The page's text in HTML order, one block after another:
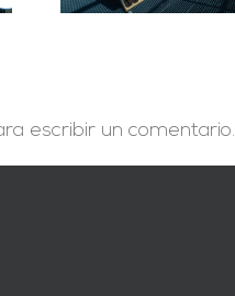
escribir un comentario.